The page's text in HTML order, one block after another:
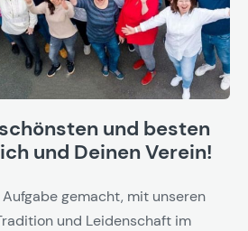
und besten
und Deinen Verein!
gemacht, mit unseren
und Leidenschaft im